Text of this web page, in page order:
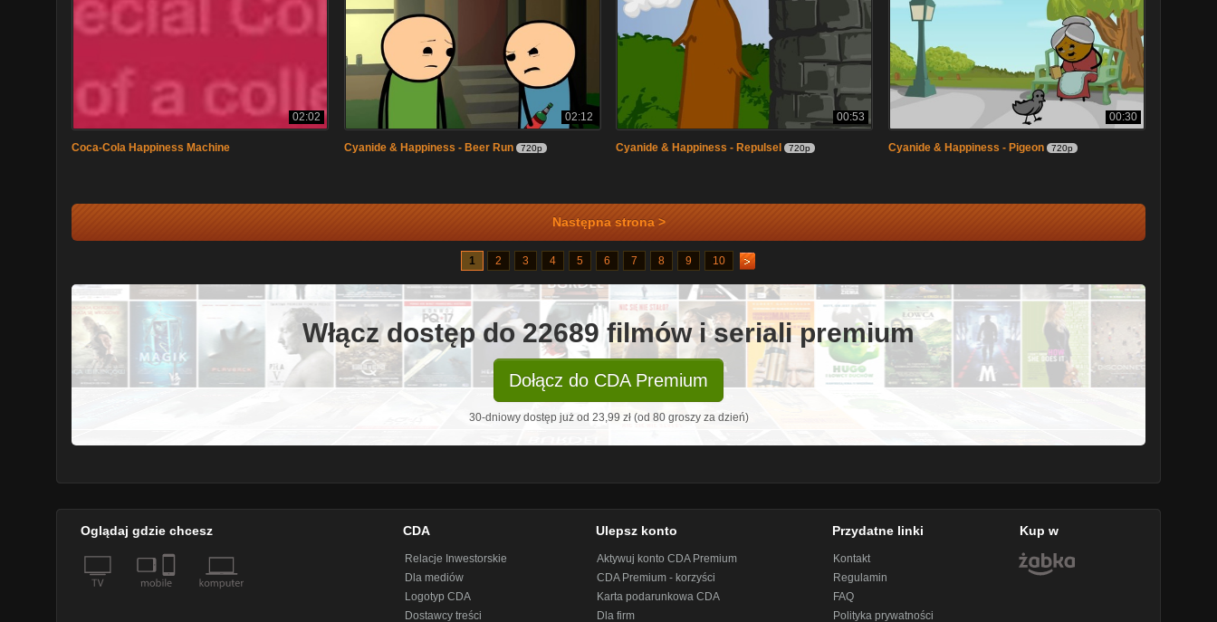
02:02
Coca-Cola Happiness Machine
02:12
Cyanide & Happiness - Beer Run 720p
00:53
Cyanide & Happiness - Repulsel 720p
00:30
Cyanide & Happiness - Pigeon 720p
Następna strona >
1 2 3 4 5 6 7 8 9 10
Włącz dostęp do 22689 filmów i seriali premium
Dołącz do CDA Premium
30-dniowy dostęp już od 23,99 zł (od 80 groszy za dzień)
Oglądaj gdzie chcesz CDA
Relacje Inwestorskie
Dla mediów
Logotyp CDA
Dostawcy treści
Ulepsz konto
Aktywuj konto CDA Premium
CDA Premium - korzyści
Karta podarunkowa CDA
Dla firm
Przydatne linki
Kontakt
Regulamin
FAQ
Polityka prywatności
Kup w